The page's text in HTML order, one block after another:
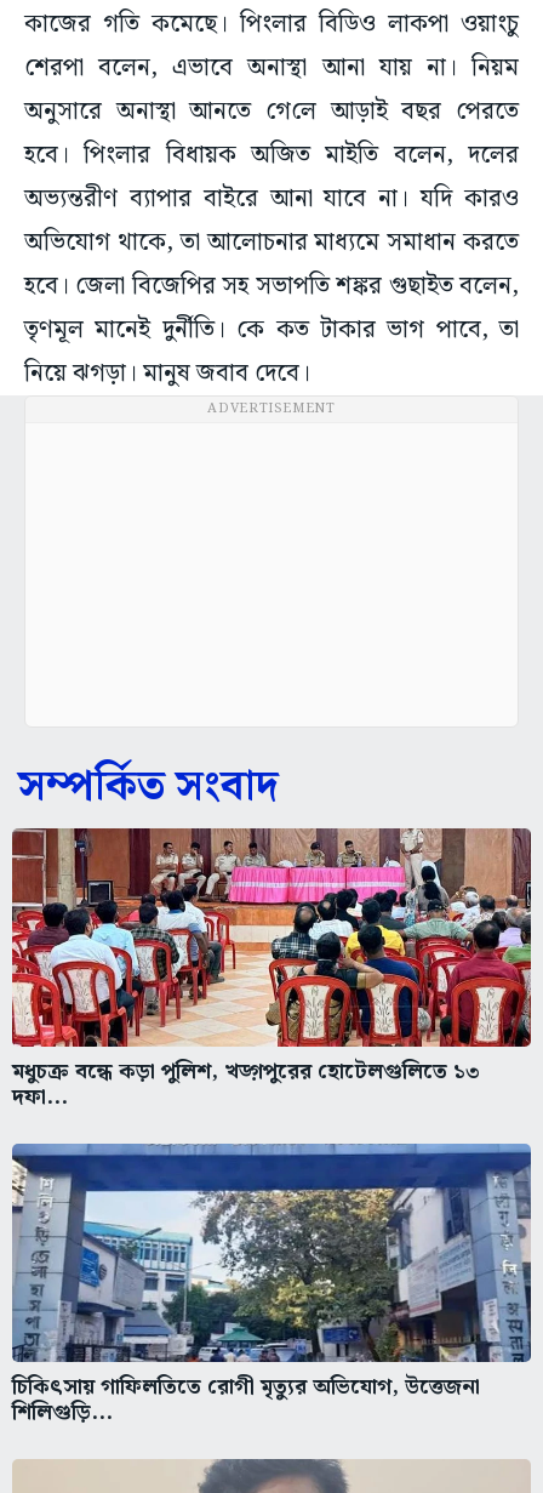
কাজের গতি কমেছে। পিংলার বিডিও লাকপা ওয়াংচু
শেরপা বলেন, এভাবে অনাস্থা আনা যায় না। নিয়ম
অনুসারে অনাস্থা আনতে গে‌লে আড়াই বছর পেরতে
হবে। পিংলার বিধায়ক অজিত মাইতি বলেন, দলের
অভ্যন্তরীণ ব্যাপার বাইরে আনা যাবে না। যদি কারও
অভিযোগ থাকে, তা আলোচনার মাধ্যমে সমাধান করতে
হবে। জেলা বিজেপির সহ সভাপতি শঙ্কর গুছাইত বলেন,
তৃণমূল মানেই দুর্নীতি। কে কত টাকার ভাগ পাবে, তা
নিয়ে ঝগড়া। মানুষ জবাব দেবে।
ADVERTISEMENT
সম্পর্কিত সংবাদ
মধুচক্র বন্ধে কড়া পুলিশ, খড়্গপুরের হোটেলগুলিতে ১৩
দফা...
চিকিৎসায় গাফিলতিতে রোগী মৃত্যুর অভিযোগ, উত্তেজনা
শিলিগুড়ি...